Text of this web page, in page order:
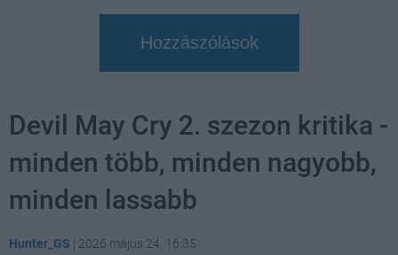
Hozzászólások
Devil May Cry 2. szezon kritika -
minden több, minden nagyobb,
minden lassabb
Hunter_GS | 2026 május 24. 16:35